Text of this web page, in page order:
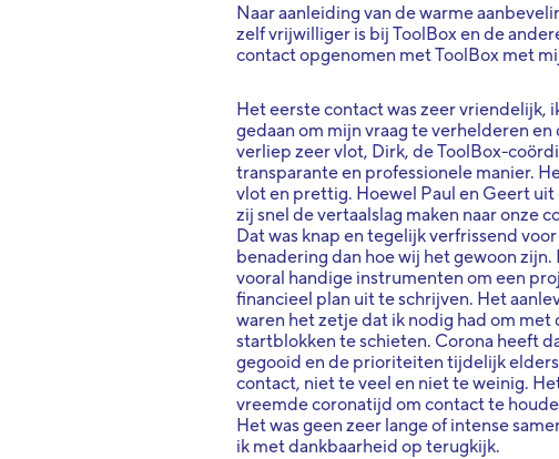
Naar aanleiding van de warme
zelf vrijwilliger is bij ToolBox en de
contact opgenomen met ToolBox met
Het eerste contact was zeer vriendelijk,
gedaan om mijn vraag te verhelderen
verliep zeer vlot, Dirk, de ToolBox-
transparante en professionele manier.
vlot en prettig. Hoewel Paul en Geert
zij snel de vertaalslag maken naar onze
Dat was knap en tegelijk verfrissend
benadering dan hoe wij het gewoon
vooral handige instrumenten om een
financieel plan uit te schrijven. Het
waren het zetje dat ik nodig had om
startblokken te schieten. Corona heeft
gegooid en de prioriteiten tijdelijk
contact, niet te veel en niet te weinig.
vreemde coronatijd om contact te
Het was geen zeer lange of intense
ik met dankbaarheid op terugkijk.